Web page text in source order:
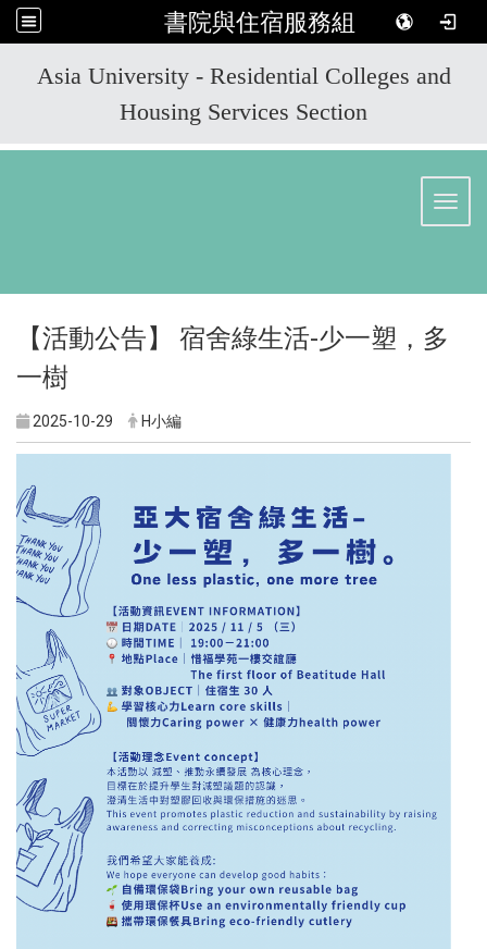
書院與住宿服務組
Asia University - Residential Colleges and
Housing Services Section
【活動公告】 宿舍綠生活-少一塑，多
一樹
2025-10-29 H小編